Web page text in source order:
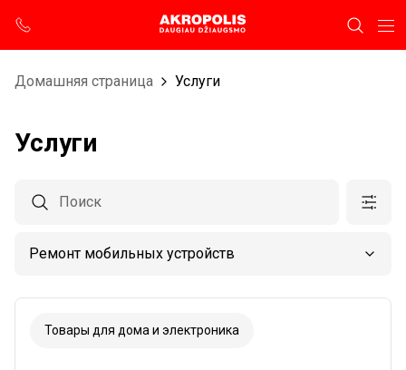
Домашняя страница Услуги
Услуги
Товары для дома и электроника